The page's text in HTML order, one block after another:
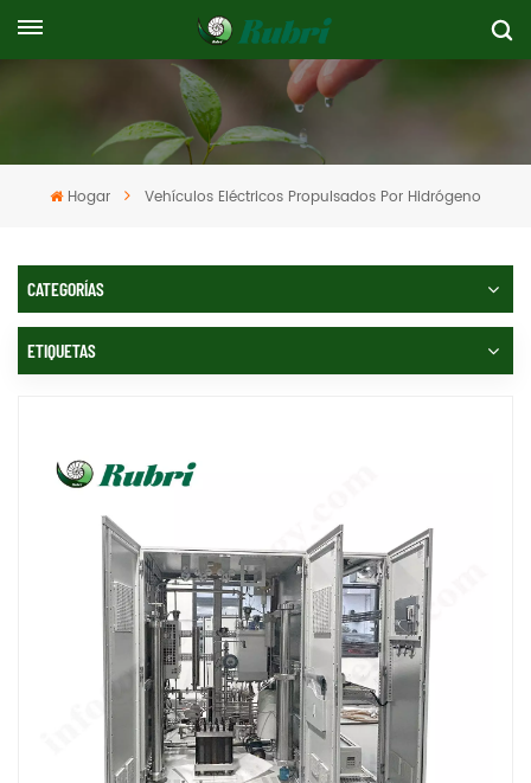
Hogar Vehículos Eléctricos Propulsados ​​por Hidrógeno
CATEGORÍAS
ETIQUETAS